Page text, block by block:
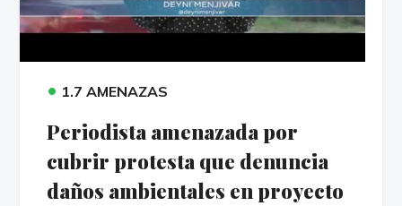
• 1.7 AMENAZAS
Periodista amenazada por
cubrir protesta que denuncia
daños ambientales en proyecto